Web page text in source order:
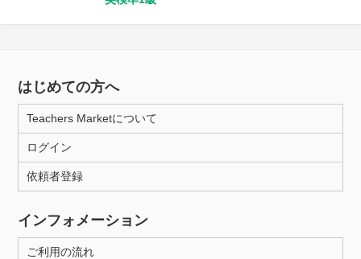
はじめての方へ
Teachers Marketについて
ログイン
依頼者登録
インフォメーション
ご利用の流れ